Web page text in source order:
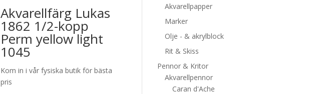
Akvarellfärg Lukas
1862 1/2-kopp
Perm yellow light
1045
Kom in i vår fysiska butik för bästa
pris
Akvarellpapper
Marker
Olje - & akrylblock
Rit & Skiss
Pennor & Kritor
Akvarellpennor
Caran d'Ache